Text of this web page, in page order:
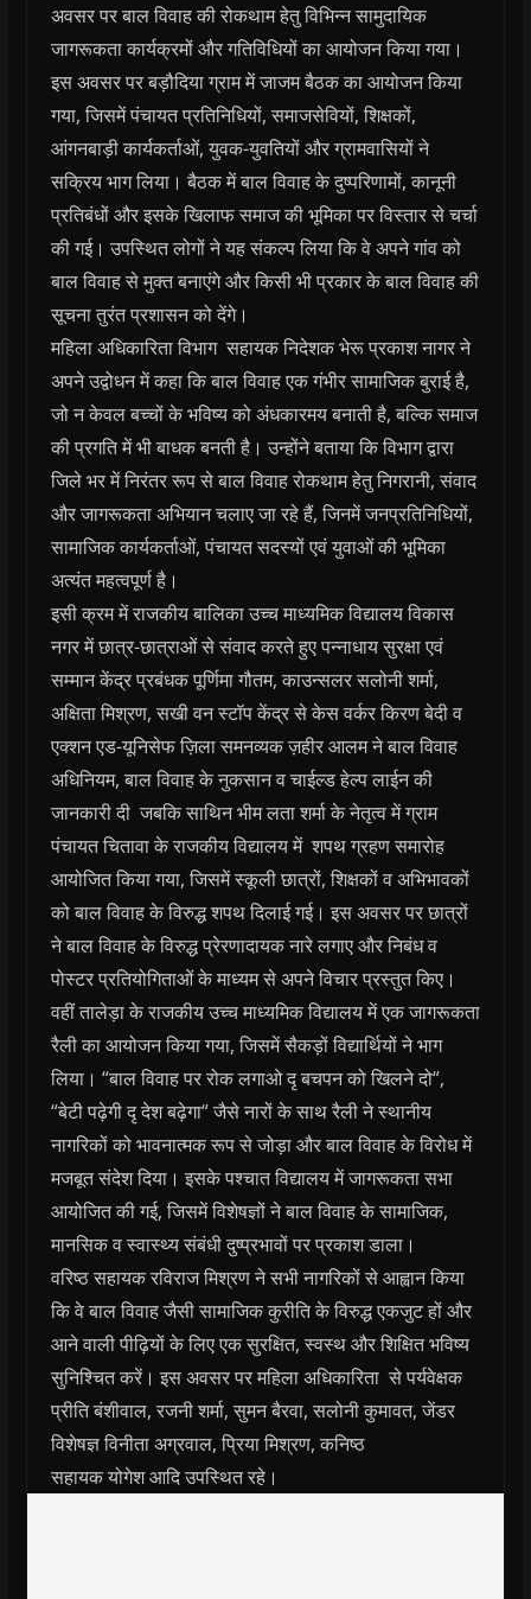
अवसर पर बाल विवाह की रोकथाम हेतु विभिन्न सामुदायिक
जागरूकता कार्यक्रमों और गतिविधियों का आयोजन किया गया।
इस अवसर पर बड़ौदिया ग्राम में जाजम बैठक का आयोजन किया
गया, जिसमें पंचायत प्रतिनिधियों, समाजसेवियों, शिक्षकों,
आंगनबाड़ी कार्यकर्ताओं, युवक-युवतियों और ग्रामवासियों ने
सक्रिय भाग लिया। बैठक में बाल विवाह के दुष्परिणामों, कानूनी
प्रतिबंधों और इसके खिलाफ समाज की भूमिका पर विस्तार से चर्चा
की गई। उपस्थित लोगों ने यह संकल्प लिया कि वे अपने गांव को
बाल विवाह से मुक्त बनाएंगे और किसी भी प्रकार के बाल विवाह की
सूचना तुरंत प्रशासन को देंगे।
महिला अधिकारिता विभाग सहायक निदेशक भेरू प्रकाश नागर ने
अपने उद्वोधन में कहा कि बाल विवाह एक गंभीर सामाजिक बुराई है,
जो न केवल बच्चों के भविष्य को अंधकारमय बनाती है, बल्कि समाज
की प्रगति में भी बाधक बनती है। उन्होंने बताया कि विभाग द्वारा
जिले भर में निरंतर रूप से बाल विवाह रोकथाम हेतु निगरानी, संवाद
और जागरूकता अभियान चलाए जा रहे हैं, जिनमें जनप्रतिनिधियों,
सामाजिक कार्यकर्ताओं, पंचायत सदस्यों एवं युवाओं की भूमिका
अत्यंत महत्वपूर्ण है।
इसी क्रम में राजकीय बालिका उच्च माध्यमिक विद्यालय विकास
नगर में छात्र-छात्राओं से संवाद करते हुए पन्नाधाय सुरक्षा एवं
सम्मान केंद्र प्रबंधक पूर्णिमा गौतम, काउन्सलर सलोनी शर्मा,
अक्षिता मिश्रण, सखी वन स्टॉप केंद्र से केस वर्कर किरण बेदी व
एक्शन एड-यूनिसेफ ज़िला समनव्यक ज़हीर आलम ने बाल विवाह
अधिनियम, बाल विवाह के नुकसान व चाईल्ड हेल्प लाईन की
जानकारी दी जबकि साथिन भीम लता शर्मा के नेतृत्व में ग्राम
पंचायत चितावा के राजकीय विद्यालय में शपथ ग्रहण समारोह
आयोजित किया गया, जिसमें स्कूली छात्रों, शिक्षकों व अभिभावकों
को बाल विवाह के विरुद्ध शपथ दिलाई गई। इस अवसर पर छात्रों
ने बाल विवाह के विरुद्ध प्रेरणादायक नारे लगाए और निबंध व
पोस्टर प्रतियोगिताओं के माध्यम से अपने विचार प्रस्तुत किए।
वहीं तालेड़ा के राजकीय उच्च माध्यमिक विद्यालय में एक जागरूकता
रैली का आयोजन किया गया, जिसमें सैकड़ों विद्यार्थियों ने भाग
लिया। “बाल विवाह पर रोक लगाओ दृ बचपन को खिलने दो“,
“बेटी पढ़ेगी दृ देश बढ़ेगा“ जैसे नारों के साथ रैली ने स्थानीय
नागरिकों को भावनात्मक रूप से जोड़ा और बाल विवाह के विरोध में
मजबूत संदेश दिया। इसके पश्चात विद्यालय में जागरूकता सभा
आयोजित की गई, जिसमें विशेषज्ञों ने बाल विवाह के सामाजिक,
मानसिक व स्वास्थ्य संबंधी दुष्प्रभावों पर प्रकाश डाला।
वरिष्ठ सहायक रविराज मिश्रण ने सभी नागरिकों से आह्वान किया
कि वे बाल विवाह जैसी सामाजिक कुरीति के विरुद्ध एकजुट हों और
आने वाली पीढ़ियों के लिए एक सुरक्षित, स्वस्थ और शिक्षित भविष्य
सुनिश्चित करें। इस अवसर पर महिला अधिकारिता से पर्यवेक्षक
प्रीति बंशीवाल, रजनी शर्मा, सुमन बैरवा, सलोनी कुमावत, जेंडर
विशेषज्ञ विनीता अग्रवाल, प्रिया मिश्रण, कनिष्ठ
सहायक योगेश आदि उपस्थित रहे।